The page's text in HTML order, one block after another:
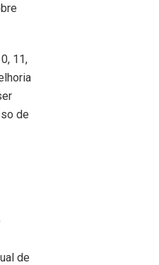
11,
de
de